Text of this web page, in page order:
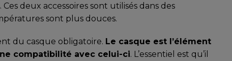
deux accessoires sont utilisés dans des
sont plus douces.
du casque obligatoire. Le casque est l’élément
compatibilité avec celui-ci. L’essentiel est qu’il